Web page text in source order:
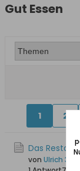
Gut Essen
1 2
Das
von Ulrich 31